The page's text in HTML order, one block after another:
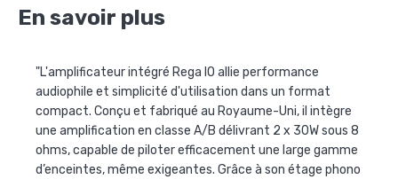
En savoir plus
"L'amplificateur intégré Rega IO allie performance
audiophile et simplicité d'utilisation dans un format
compact. Conçu et fabriqué au Royaume-Uni, il intègre
une amplification en classe A/B délivrant 2 x 30W sous 8
ohms, capable de piloter efficacement une large gamme
d’enceintes, même exigeantes. Grâce à son étage phono